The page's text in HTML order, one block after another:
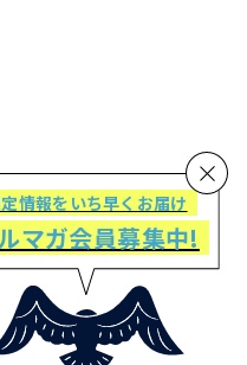
情報をいち早くお届け
マガ会員募集中!